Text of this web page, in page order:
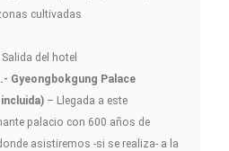
cultivadas
del hotel
Gyeongbokgung Palace
– Llegada a este
palacio con 600 años de
asistiremos -si se realiza- a la